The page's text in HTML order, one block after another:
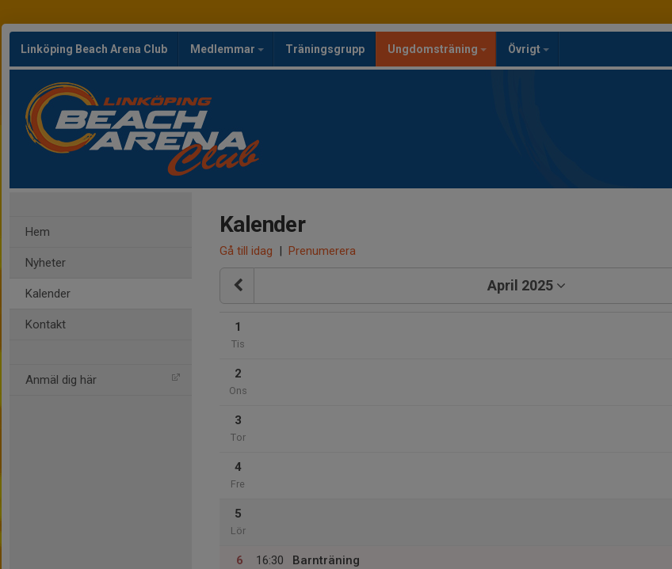
Linköping Beach Arena Club Medlemmar Träningsgrupp Ungdomsträning Övrigt
Hem
Nyheter
Kalender
Kontakt
Anmäl dig här
Kalender
Gå till idag | Prenumerera
April 2025
1
Tis
2
Ons
3
Tor
4
Fre
5
Lör
6
16:30
Barnträning